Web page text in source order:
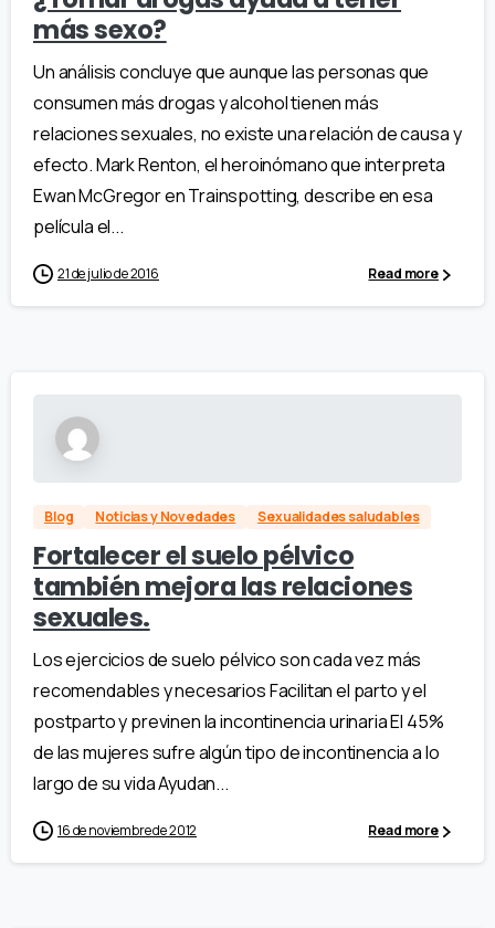
más sexo?
Un análisis concluye que aunque las personas que
consumen más drogas y alcohol tienen más
relaciones sexuales, no existe una relación de causa y
efecto. Mark Renton, el heroinómano que interpreta
Ewan McGregor en Trainspotting, describe en esa
película el...
21 de julio de 2016 Read more
Blog Noticias y Novedades Sexualidades saludables
Fortalecer el suelo pélvico
también mejora las relaciones
sexuales.
Los ejercicios de suelo pélvico son cada vez más
recomendables y necesarios Facilitan el parto y el
postparto y previnen la incontinencia urinaria El 45%
de las mujeres sufre algún tipo de incontinencia a lo
largo de su vida Ayudan...
16 de noviembre de 2012 Read more